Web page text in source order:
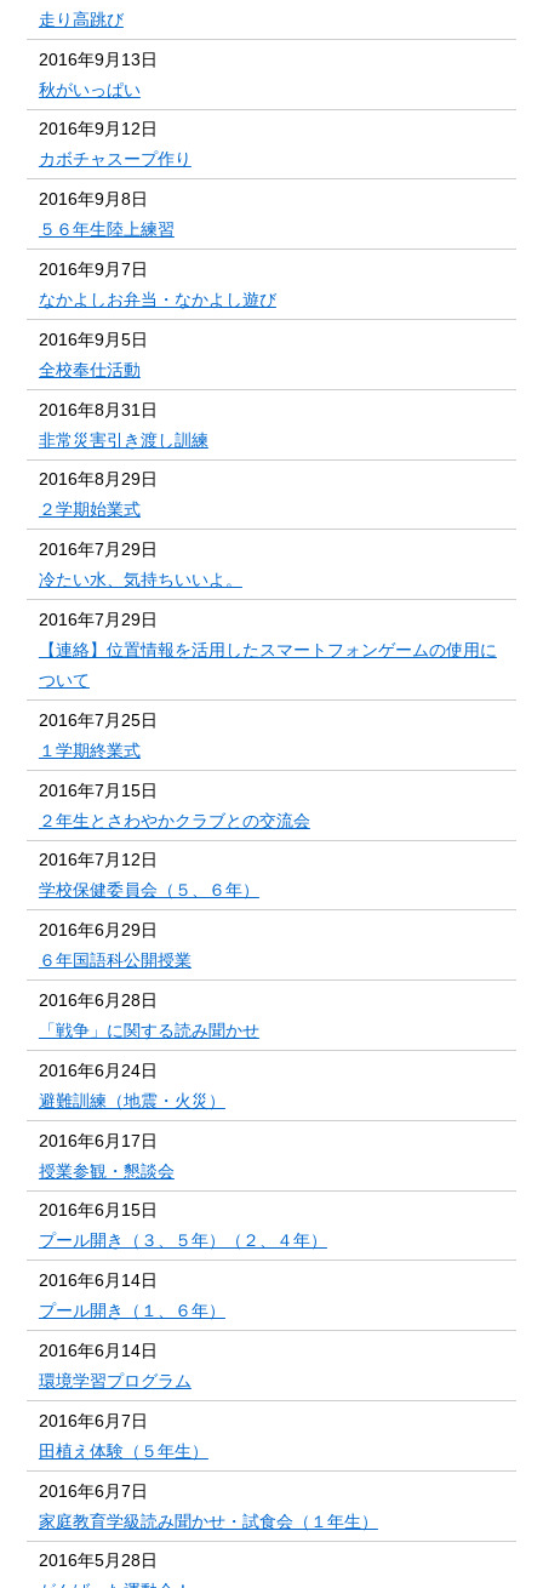
走り高跳び
2016年9月13日
秋がいっぱい
2016年9月12日
カボチャスープ作り
2016年9月8日
５６年生陸上練習
2016年9月7日
なかよしお弁当・なかよし遊び
2016年9月5日
全校奉仕活動
2016年8月31日
非常災害引き渡し訓練
2016年8月29日
２学期始業式
2016年7月29日
冷たい水、気持ちいいよ。
2016年7月29日
【連絡】位置情報を活用したスマートフォンゲームの使用に
ついて
2016年7月25日
１学期終業式
2016年7月15日
２年生とさわやかクラブとの交流会
2016年7月12日
学校保健委員会（５、６年）
2016年6月29日
６年国語科公開授業
2016年6月28日
「戦争」に関する読み聞かせ
2016年6月24日
避難訓練（地震・火災）
2016年6月17日
授業参観・懇談会
2016年6月15日
プール開き（３、５年）（２、４年）
2016年6月14日
プール開き（１、６年）
2016年6月14日
環境学習プログラム
2016年6月7日
田植え体験（５年生）
2016年6月7日
家庭教育学級読み聞かせ・試食会（１年生）
2016年5月28日